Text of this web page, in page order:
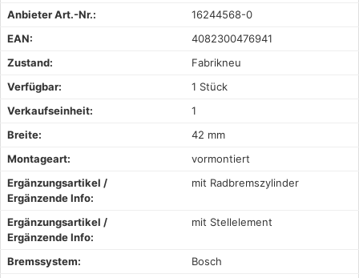
Anbieter Art.-Nr.:
16244568-0
EAN:
4082300476941
Zustand:
Fabrikneu
Verfügbar:
1 Stück
Verkaufseinheit:
1
Breite:
42 mm
Montageart:
vormontiert
Ergänzungsartikel /
Ergänzende Info:
mit Radbremszylinder
Ergänzungsartikel /
Ergänzende Info:
mit Stellelement
Bremssystem:
Bosch